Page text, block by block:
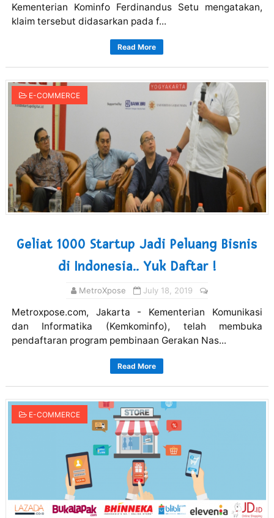
Kementerian Kominfo Ferdinandus Setu mengatakan,
klaim tersebut didasarkan pada f...
Read More
E-COMMERCE
Geliat 1000 Startup Jadi Peluang Bisnis
di Indonesia.. Yuk Daftar !
MetroXpose July 18, 2019
Metroxpose.com, Jakarta - Kementerian Komunikasi
dan Informatika (Kemkominfo), telah membuka
pendaftaran program pembinaan Gerakan Nas...
Read More
E-COMMERCE